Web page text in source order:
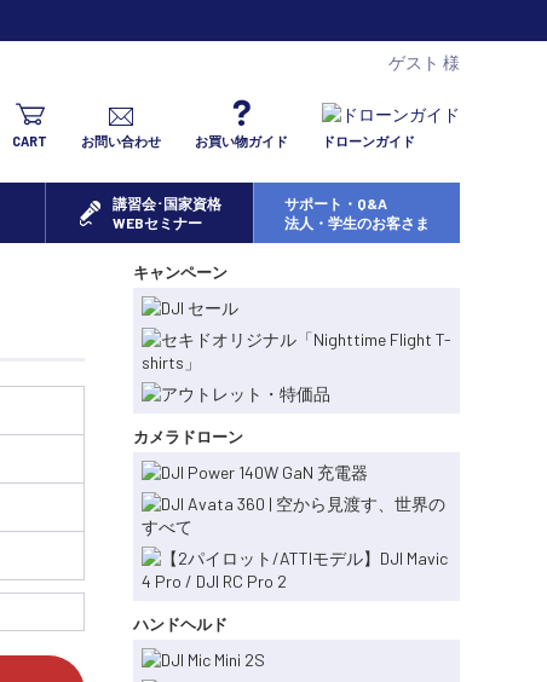
ゲスト 様
CART お問い合わせ お買い物ガイド ドローンガイド
講習会･国家資格
WEBセミナー
サポート・Q&A
法人・学生のお客さま
キャンペーン
カメラドローン
ハンドヘルド